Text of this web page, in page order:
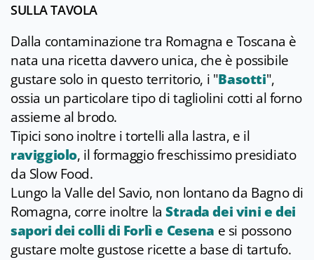
SULLA TAVOLA
Dalla contaminazione tra Romagna e Toscana è
nata una ricetta davvero unica, che è possibile
gustare solo in questo territorio, i "Basotti",
ossia un particolare tipo di tagliolini cotti al forno
assieme al brodo.
Tipici sono inoltre i tortelli alla lastra, e il
raviggiolo, il formaggio freschissimo presidiato
da Slow Food.
Lungo la Valle del Savio, non lontano da Bagno di
Romagna, corre inoltre laStrada dei vini e dei
sapori dei colli di Forlì e Cesena e si possono
gustare molte gustose ricette a base di tartufo.